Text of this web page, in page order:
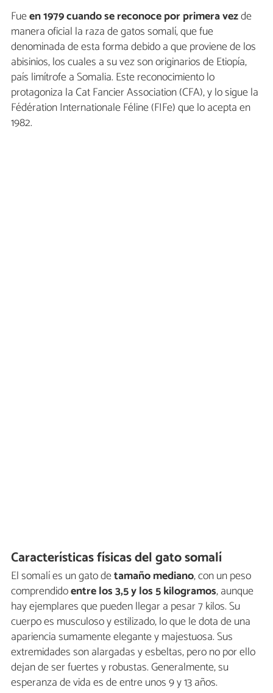
Fueen 1979 cuando se reconoce por primera vezde
manera oficial la raza de gatos somalí, que fue
denominada de esta forma debido a que proviene de los
abisinios, los cuales a su vez son originarios de Etiopía,
país limítrofe a Somalia. Este reconocimiento lo
protagoniza la Cat Fancier Association (CFA), y lo sigue la
Fédération Internationale Féline (FIFe) que lo acepta en
1982.
Características físicas del gato somalí
El somalí es un gato detamaño mediano, con un peso
comprendidoentre los 3,5 y los 5 kilogramos, aunque
hay ejemplares que pueden llegar a pesar 7 kilos. Su
cuerpo es musculoso y estilizado, lo que le dota de una
apariencia sumamente elegante y majestuosa. Sus
extremidades son alargadas y esbeltas, pero no por ello
dejan de ser fuertes y robustas. Generalmente, su
esperanza de vida es de entre unos 9 y 13 años.